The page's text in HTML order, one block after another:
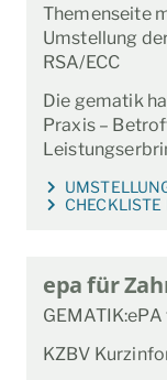
Themenseite
Umstellung
RSA/ECC
Die gematik
Praxis –
epa für
KZBV